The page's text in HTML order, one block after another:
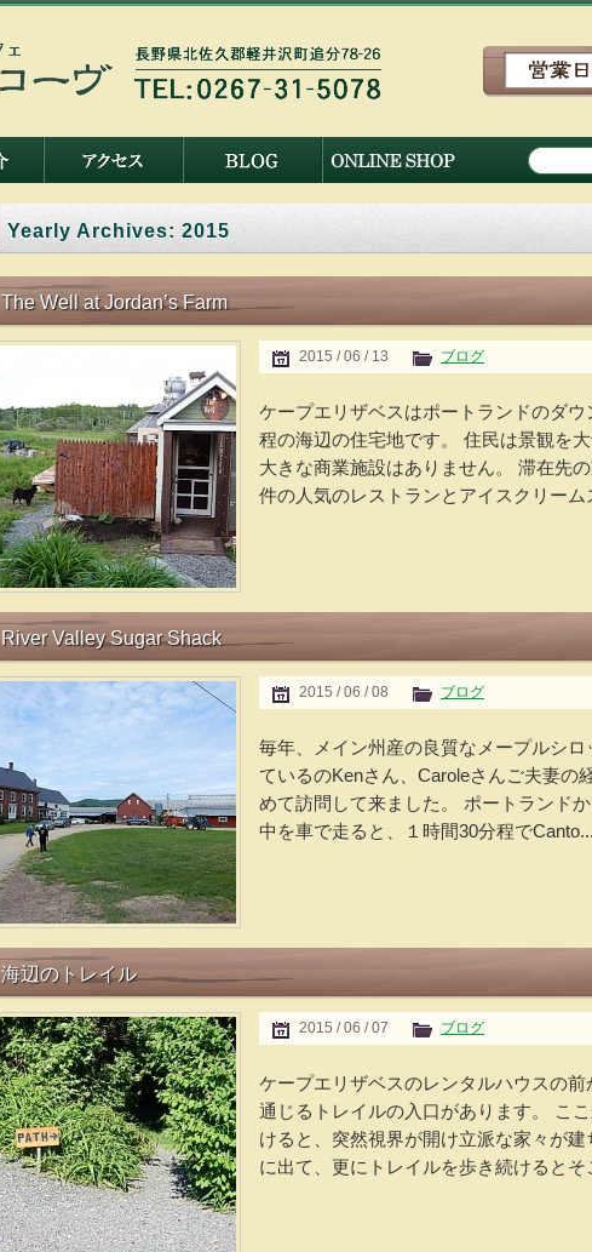
Yearly Archives: 2015
The Well at Jordan’s Farm
2015 / 06 / 13 ブログ
ケープエリザベスはポートランドのダ
程の海辺の住宅地です。 住民は景観を
大きな商業施設はありません。 滞在先
件の人気のレストランとアイスクリー
River Valley Sugar Shack
2015 / 06 / 08 ブログ
毎年、メイン州産の良質なメープルシ
ているのKenさん、Caroleさんご夫妻の
めて訪問して来ました。 ポートランド
中を車で走ると、１時間30分程で
海辺のトレイル
2015 / 06 / 07 ブログ
ケープエリザベスのレンタルハウスの
通じるトレイルの入口があります。 こ
けると、突然視界が開け立派な家々が
に出て、更にトレイルを歩き続けると